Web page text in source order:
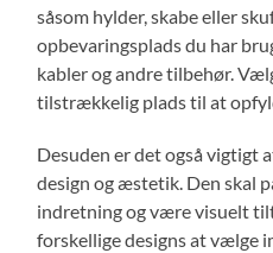
såsom hylder, skabe eller
opbevaringsplads du har
kabler og andre tilbehør.
tilstrækkelig plads til at
Desuden er det også vigtigt
design og æstetik. Den skal
indretning og være visuelt
forskellige designs at vælge